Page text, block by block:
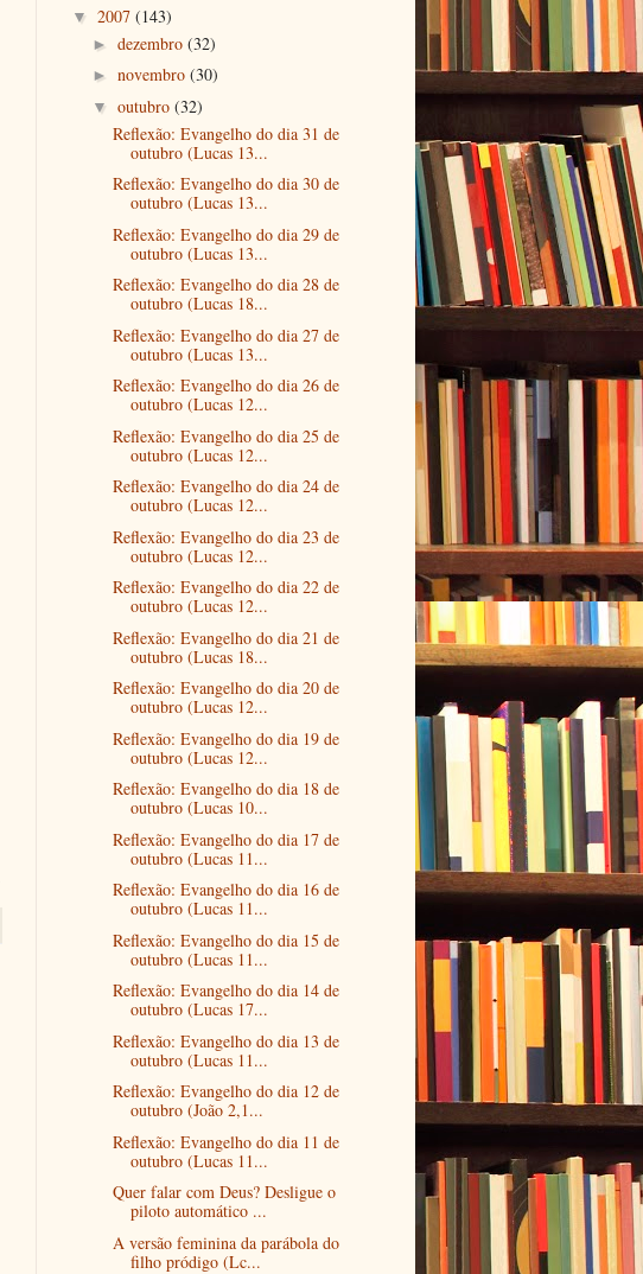
▼ 2007 (143)
► dezembro (32)
► novembro (30)
▼ outubro (32)
Reflexão: Evangelho do dia 31 de
outubro (Lucas 13...
Reflexão: Evangelho do dia 30 de
outubro (Lucas 13...
Reflexão: Evangelho do dia 29 de
outubro (Lucas 13...
Reflexão: Evangelho do dia 28 de
outubro (Lucas 18...
Reflexão: Evangelho do dia 27 de
outubro (Lucas 13...
Reflexão: Evangelho do dia 26 de
outubro (Lucas 12...
Reflexão: Evangelho do dia 25 de
outubro (Lucas 12...
Reflexão: Evangelho do dia 24 de
outubro (Lucas 12...
Reflexão: Evangelho do dia 23 de
outubro (Lucas 12...
Reflexão: Evangelho do dia 22 de
outubro (Lucas 12...
Reflexão: Evangelho do dia 21 de
outubro (Lucas 18...
Reflexão: Evangelho do dia 20 de
outubro (Lucas 12...
Reflexão: Evangelho do dia 19 de
outubro (Lucas 12...
Reflexão: Evangelho do dia 18 de
outubro (Lucas 10...
Reflexão: Evangelho do dia 17 de
outubro (Lucas 11...
Reflexão: Evangelho do dia 16 de
outubro (Lucas 11...
Reflexão: Evangelho do dia 15 de
outubro (Lucas 11...
Reflexão: Evangelho do dia 14 de
outubro (Lucas 17...
Reflexão: Evangelho do dia 13 de
outubro (Lucas 11...
Reflexão: Evangelho do dia 12 de
outubro (João 2,1...
Reflexão: Evangelho do dia 11 de
outubro (Lucas 11...
Quer falar com Deus? Desligue o
piloto automático ...
A versão feminina da parábola do
filho pródigo (Lc...